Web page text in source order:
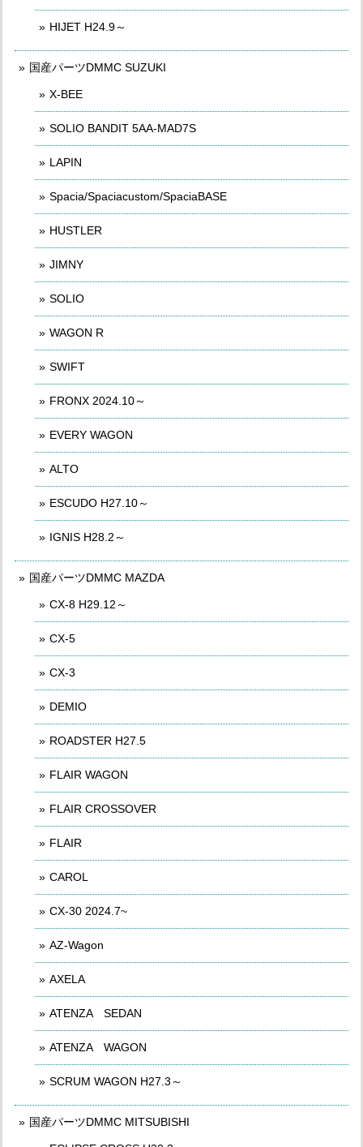
HIJET H24.9～
国産パーツDMMC SUZUKI
X-BEE
SOLIO BANDIT 5AA-MAD7S
LAPIN
Spacia/Spaciacustom/SpaciaBASE
HUSTLER
JIMNY
SOLIO
WAGON R
SWIFT
FRONX 2024.10～
EVERY WAGON
ALTO
ESCUDO H27.10～
IGNIS H28.2～
国産パーツDMMC MAZDA
CX-8 H29.12～
CX-5
CX-3
DEMIO
ROADSTER H27.5
FLAIR WAGON
FLAIR CROSSOVER
FLAIR
CAROL
CX-30 2024.7~
AZ-Wagon
AXELA
ATENZA SEDAN
ATENZA WAGON
SCRUM WAGON H27.3～
国産パーツDMMC MITSUBISHI